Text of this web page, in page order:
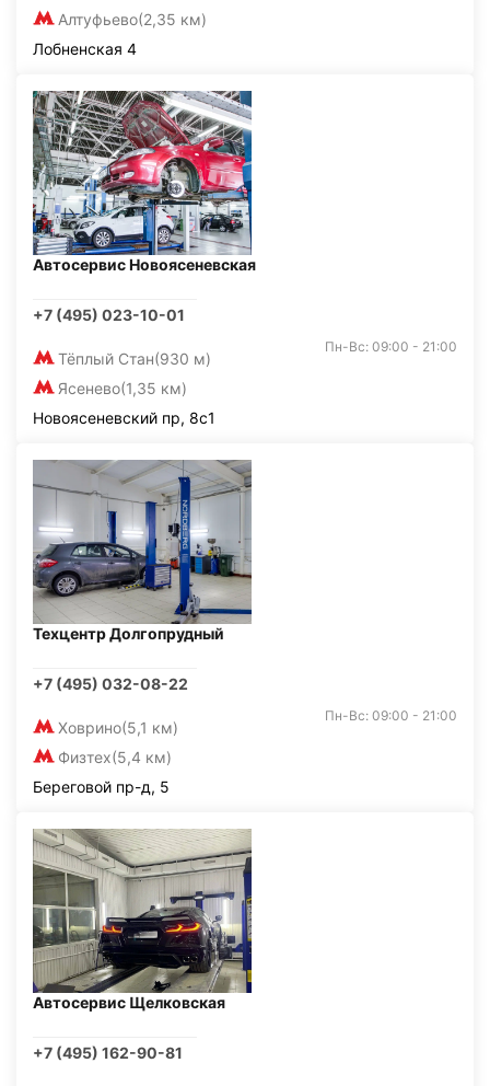
Алтуфьево(2,35 км)
Лобненская 4
Автосервис Новоясеневская
+7 (495) 023-10-01
Тёплый Стан(930 м)
Ясенево(1,35 км)
Пн-Вс: 09:00 - 21:00
Новоясеневский пр, 8с1
Техцентр Долгопрудный
+7 (495) 032-08-22
Ховрино(5,1 км)
Физтех(5,4 км)
Пн-Вс: 09:00 - 21:00
Береговой пр-д, 5
Автосервис Щелковская
+7 (495) 162-90-81